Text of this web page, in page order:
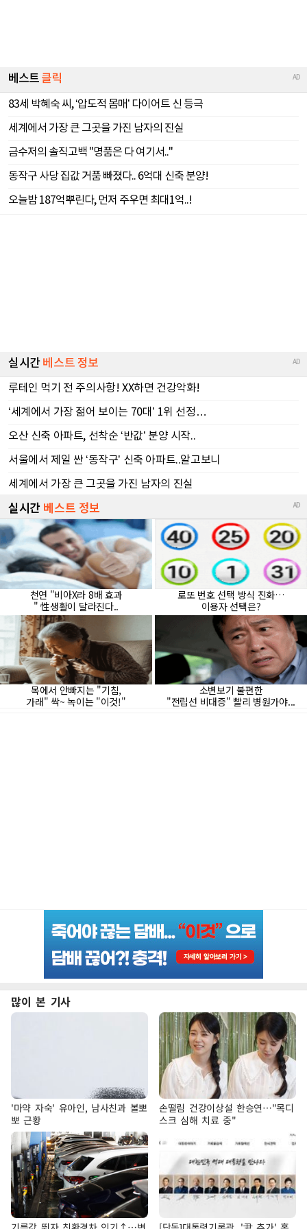
많이 본 기사
'마약 자숙' 유아인, 남사친과 볼뽀
뽀 근황
손떨림 건강이상설 한승연…"목디
스크 심해 치료 중"